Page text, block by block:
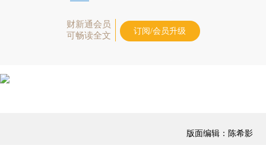
财新通会员
可畅读全文
订阅/会员升级
版面编辑：陈希影